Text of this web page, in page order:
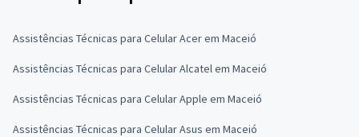
Assistências Técnicas para Celular Acer em Maceió
Assistências Técnicas para Celular Alcatel em Maceió
Assistências Técnicas para Celular Apple em Maceió
Assistências Técnicas para Celular Asus em Maceió